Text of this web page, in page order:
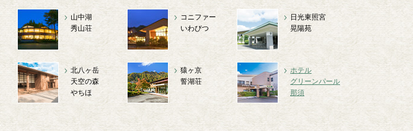
山中湖
秀山荘
コニファー
いわびつ
日光東照宮
晃陽苑
北八ヶ岳
天空の森
やちほ
猿ヶ京
誓湖荘
ホテル
グリーンパール
那須